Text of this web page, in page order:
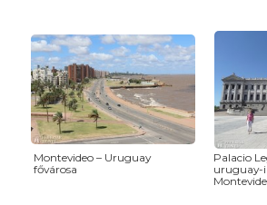
Montevideo – Uruguay
fővárosa
Palacio
uruguay-